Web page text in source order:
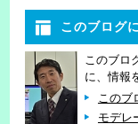
このブログ
このブロ
に、情報
このブ
モデレ